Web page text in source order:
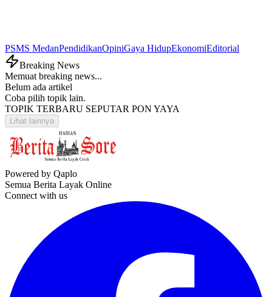
PSMS MedanPendidikanOpiniGaya HidupEkonomiEditorial
Breaking News
Memuat breaking news...
Belum ada artikel
Coba pilih topik lain.
TOPIK TERBARU SEPUTAR PON YAYA
Lihat lainnya
Powered by Qaplo
Semua Berita Layak Online
Connect with us